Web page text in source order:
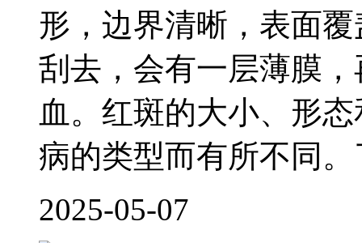
形，边界清晰，表面
刮去，会有一层薄膜
血。红斑的大小、形
病的类型而有所不同
2025-05-07